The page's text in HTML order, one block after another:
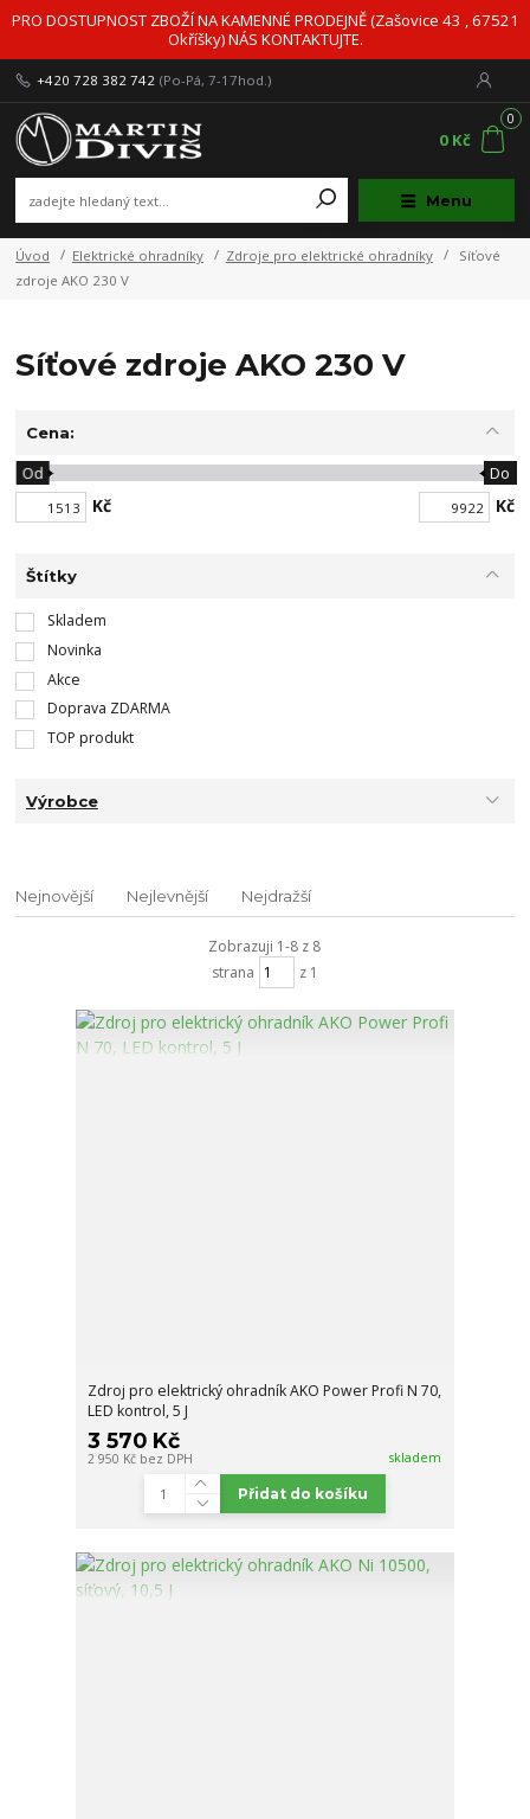
PRO DOSTUPNOST ZBOŽÍ NA KAMENNÉ PRODEJNĚ (Zašovice 43 , 67521
Okříšky) NÁS KONTAKTUJTE.
Menu
+420 728 382 742 (Po-Pá, 7-17hod.)
0
0 Kč
Úvod Elektrické ohradníky Zdroje pro elektrické ohradníky
Síťové
zdroje AKO 230 V
Síťové zdroje AKO 230 V
Cena:
Kč
Od Do
Kč
Štítky
Skladem
Novinka
Akce
Doprava ZDARMA
TOP produkt
Výrobce
Nejnovější Nejlevnější Nejdražší
Zobrazuji 1-8 z 8
strana
z 1
Zdroj pro elektrický ohradník AKO Power Profi N 70,
LED kontrol, 5 J
3 570 Kč
2 950 Kč bez DPH skladem
Přidat do košíku